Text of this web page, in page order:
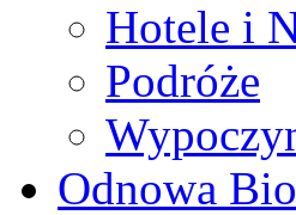
Hotele i
Podróże
Odnowa